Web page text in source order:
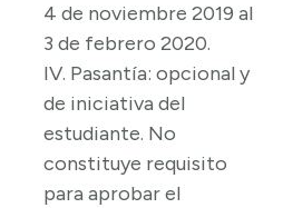
4 de noviembre 2019 al
3 de febrero 2020.
IV. Pasantía: opcional y
de iniciativa del
estudiante. No
constituye requisito
para aprobar el